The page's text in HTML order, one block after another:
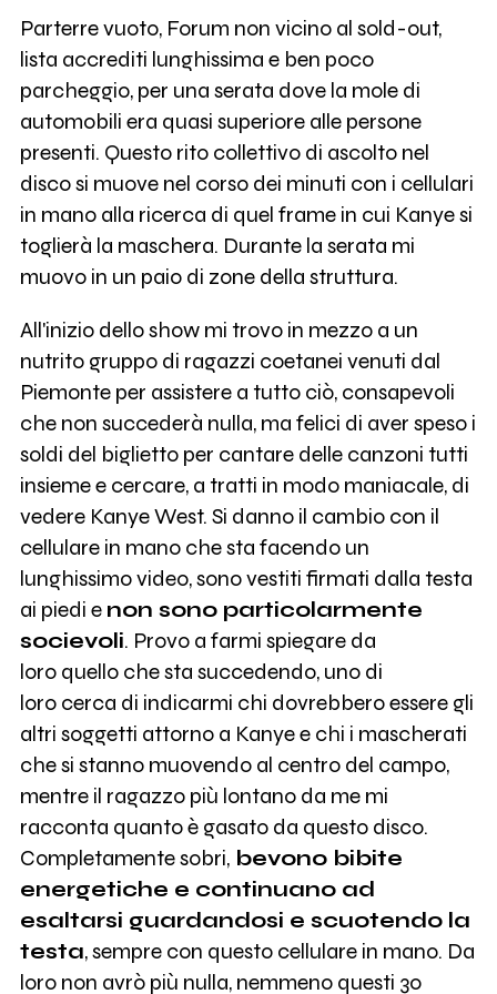
Parterre vuoto, Forum non vicino al sold-out,
lista accrediti lunghissima e ben poco
parcheggio, per una serata dove la mole di
automobili era quasi superiore alle persone
presenti. Questo rito collettivo di ascolto nel
disco si muove nel corso dei minuti con i cellulari
in mano alla ricerca di quel frame in cui Kanye si
toglierà la maschera. Durante la serata mi
muovo in un paio di zone della struttura.
All'inizio dello show mi trovo in mezzo a un
nutrito gruppo di ragazzi coetanei venuti dal
Piemonte per assistere a tutto ciò, consapevoli
che non succederà nulla, ma felici di aver speso i
soldi del biglietto per cantare delle canzoni tutti
insieme e cercare, a tratti in modo maniacale, di
vedere Kanye West. Si danno il cambio con il
cellulare in mano che sta facendo un
lunghissimo video, sono vestiti firmati dalla testa
ai piedi e non sono particolarmente
socievoli. Provo a farmi spiegare da
loro quello che sta succedendo, uno di
loro cerca di indicarmi chi dovrebbero essere gli
altri soggetti attorno a Kanye e chi i mascherati
che si stanno muovendo al centro del campo,
mentre il ragazzo più lontano da me mi
racconta quanto è gasato da questo disco.
Completamente sobri,bevono bibite
energetiche e continuano ad
esaltarsi guardandosi e scuotendo la
testa, sempre con questo cellulare in mano. Da
loro non avrò più nulla, nemmeno questi 30